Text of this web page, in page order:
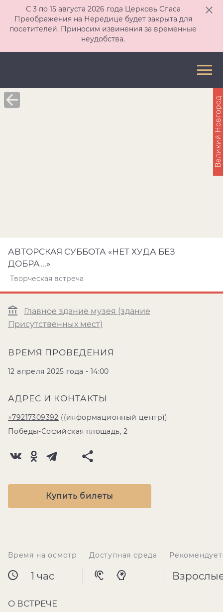
С 3 по 15 августа 2026 года Церковь Спаса
Преображения на Нередице будет закрыта для
посетителей. Приносим извинения за временные
неудобства.
АВТОРСКАЯ СУББОТА «НЕТ ХУДА БЕЗ
ДОБРА...»
Творческая встреча
Главное здание музея (здание
Присутственных мест)
ВРЕМЯ ПРОВЕДЕНИЯ
12 апреля 2025 года - 14:00
АДРЕС И КОНТАКТЫ
+79217309392 ((информационный центр))
Победы-Софийская площадь, 2
Купить билеты
Великий Новгород
Время на осмотр
1 час
Доступная среда
О ВСТРЕЧЕ